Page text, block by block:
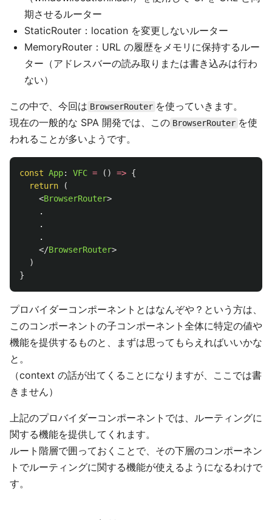
期させるルーター
StaticRouter：location を変更しないルーター
MemoryRouter：URL の履歴をメモリに保持するルー
ター（アドレスバーの読み取りまたは書き込みは行わ
ない）
この中で、今回は BrowserRouter を使っていきます。
現在の一般的な SPA 開発では、この BrowserRouter を使
われることが多いようです。
const App: VFC = () => {
return
(
<BrowserRouter>
    .
    .
    .
</BrowserRouter>
)
}
プロバイダーコンポーネントとはなんぞや？という方は、
このコンポーネントの子コンポーネント全体に特定の値や
機能を提供するものと、まずは思ってもらえればいいかな
と。
（context の話が出てくることになりますが、ここでは書
きません）
上記のプロバイダーコンポーネントでは、ルーティングに
関する機能を提供してくれます。
ルート階層で囲っておくことで、その下層のコンポーネン
トでルーティングに関する機能が使えるようになるわけで
す。